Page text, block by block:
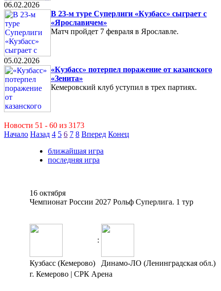
06.02.2026
В 23-м туре Суперлиги «Кузбасс» сыграет с
«Ярославичем»
Матч пройдет 7 февраля в Ярославле.
05.02.2026
«Кузбасс» потерпел поражение от казанского
«Зенита»
Кемеровский клуб уступил в трех партиях.
Новости 51 - 60 из 3173
Начало Назад 4 5 6 7 8 Вперед Конец
ближайшая игра
последняя игра
16 октября
Чемпионат России 2027 Рольф Суперлига. 1 тур
:
Кузбасс (Кемерово)
Динамо-ЛО (Ленинградская обл.)
г. Кемерово | СРК Арена